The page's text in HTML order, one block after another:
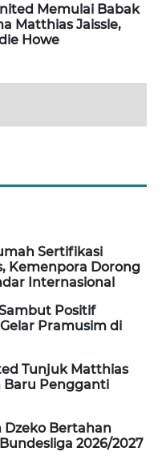
Memulai Babak
Matthias Jaissle,
Howe
Sertifikasi
Kemenpora Dorong
Internasional
Positif
Pramusim di
Tunjuk Matthias
Baru Pengganti
Dzeko Bertahan
2026/2027